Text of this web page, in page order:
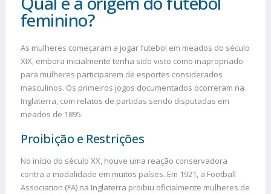
feminino?
As mulheres começaram a jogar futebol em meados do século
XIX, embora inicialmente tenha sido visto como inapropriado
para mulheres participarem de esportes considerados
masculinos. Os primeiros jogos documentados ocorreram na
Inglaterra, com relatos de partidas sendo disputadas em
meados de 1895.
Proibição e Restrições
No início do século XX, houve uma reação conservadora
contra a modalidade em muitos países. Em 1921, a Football
Association (FA) na Inglaterra proibiu oficialmente mulheres de